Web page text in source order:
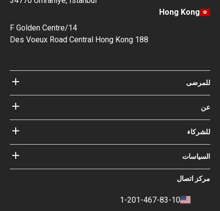
Hong Kong
14/F Golden Centre
188 Des Voeux Road Central Hong Kong
للمرضى
مستشفيات
مدونة
ضماناتك مع
عن
عن Bookimed
أطباؤنا
Bookimed
للشركاء
أضف المستشفى الخاص بك
السياسات
شروط الإستخدام
مركز اتصال
1-201-467-83-10